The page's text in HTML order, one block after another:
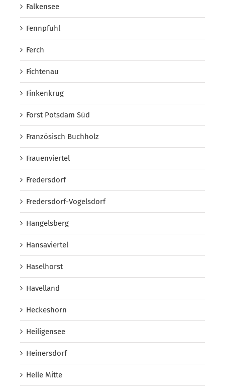
Falkensee
Fennpfuhl
Ferch
Fichtenau
Finkenkrug
Forst Potsdam Süd
Französisch Buchholz
Frauenviertel
Fredersdorf
Fredersdorf-Vogelsdorf
Hangelsberg
Hansaviertel
Haselhorst
Havelland
Heckeshorn
Heiligensee
Heinersdorf
Helle Mitte